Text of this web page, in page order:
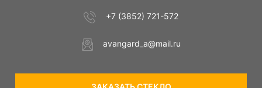
+7 (3852) 721-572
avangard_a@mail.ru